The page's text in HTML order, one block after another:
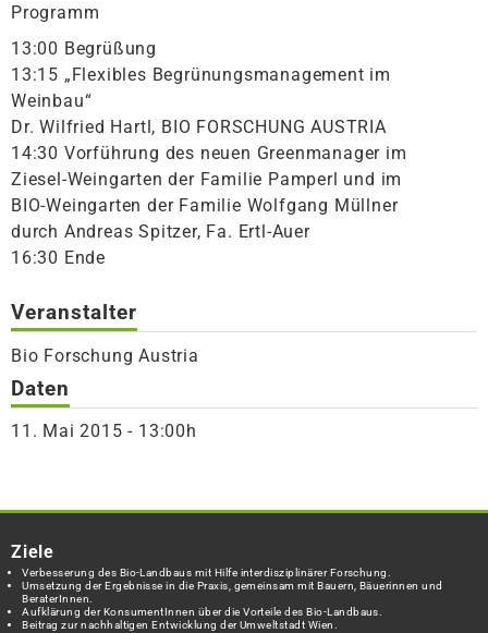
Programm
13:00 Begrüßung
13:15 „Flexibles Begrünungsmanagement im
Weinbau“
Dr. Wilfried Hartl, BIO FORSCHUNG AUSTRIA
14:30 Vorführung des neuen Greenmanager im
Ziesel-Weingarten der Familie Pamperl und im
BIO-Weingarten der Familie Wolfgang Müllner
durch Andreas Spitzer, Fa. Ertl-Auer
16:30 Ende
Veranstalter
Bio Forschung Austria
Daten
11. Mai 2015 - 13:00h
Ziele
Verbesserung des Bio-Landbaus mit Hilfe interdisziplinärer Forschung.
Umsetzung der Ergebnisse in die Praxis, gemeinsam mit Bauern, Bäuerinnen und
BeraterInnen.
Aufklärung der KonsumentInnen über die Vorteile des Bio-Landbaus.
Beitrag zur nachhaltigen Entwicklung der Umweltstadt Wien.